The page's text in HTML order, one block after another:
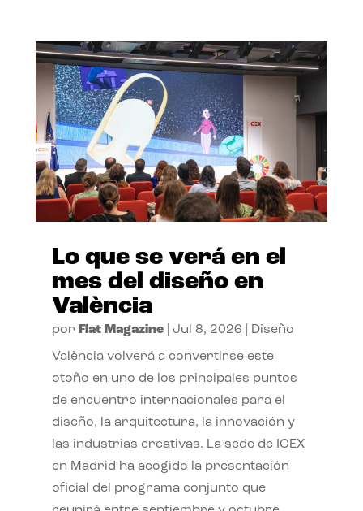
Lo que se verá en el
mes del diseño en
València
por Flat Magazine| Jul 8, 2026 Diseño
València volverá a convertirse este
otoño en uno de los principales puntos
de encuentro internacionales para el
diseño, la arquitectura, la innovación y
las industrias creativas. La sede de ICEX
en Madrid ha acogido la presentación
oficial del programa conjunto que